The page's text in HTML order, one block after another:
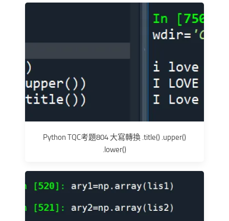
Python TQC考題804 大寫轉換 .title() .upper()
.lower()